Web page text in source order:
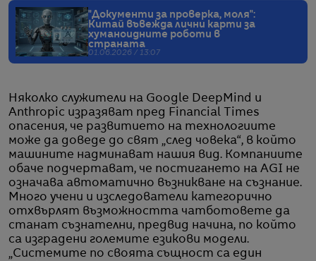
"Документи за проверка, моля":
Китай въвежда лични карти за
хуманоидните роботи в
страната
01.06.2026 / 13:07
Няколко служители на Google DeepMind и
Anthropic изразяват пред Financial Times
опасения, че развитието на технологиите
може да доведе до свят „след човека“, в който
машините надминават нашия вид. Компаниите
обаче подчертават, че постигането на AGI не
означава автоматично възникване на съзнание.
Много учени и изследователи категорично
отхвърлят възможността чатботовете да
станат съзнателни, предвид начина, по който
са изградени големите езикови модели.
„Системите по своята същност са един